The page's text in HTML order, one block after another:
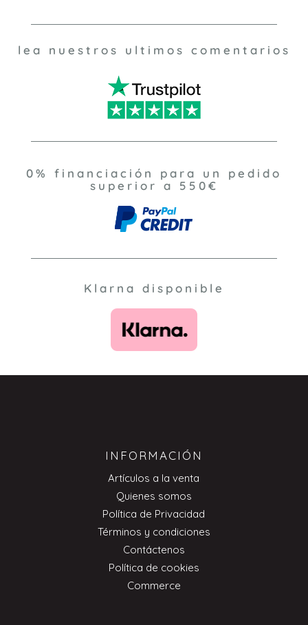
lea nuestros ultimos comentarios
0% financiación para un pedido
superior a 550€
Klarna disponible
INFORMACIÓN
Artículos a la venta
Quienes somos
Política de Privacidad
Términos y condiciones
Contáctenos
Política de cookies
Commerce